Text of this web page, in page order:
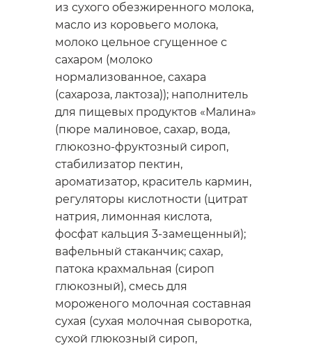
из сухого обезжиренного молока,
масло из коровьего молока,
молоко цельное сгущенное с
сахаром (молоко
нормализованное, сахара
(сахароза, лактоза)); наполнитель
для пищевых продуктов «Малина»
(пюре малиновое, сахар, вода,
глюкозно-фруктозный сироп,
стабилизатор пектин,
ароматизатор, краситель кармин,
регуляторы кислотности (цитрат
натрия, лимонная кислота,
фосфат кальция 3-замещенный);
вафельный стаканчик; сахар,
патока крахмальная (сироп
глюкозный), смесь для
мороженого молочная составная
сухая (сухая молочная сыворотка,
сухой глюкозный сироп,